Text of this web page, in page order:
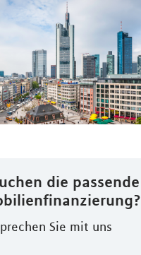
die passende
Sie mit uns